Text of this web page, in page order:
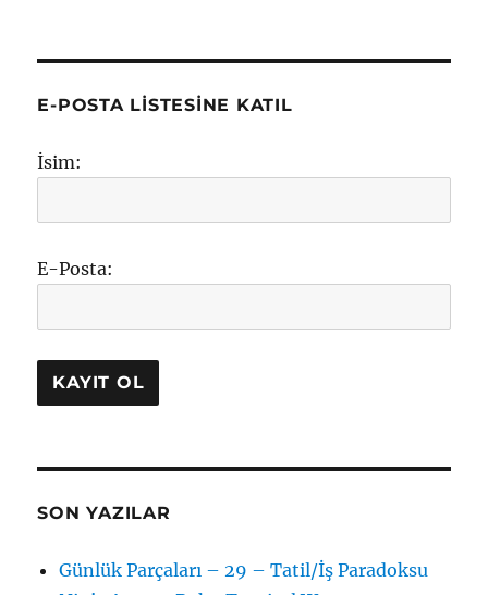
E-POSTA LISTESINE KATIL
İsim:
E-Posta:
SON YAZILAR
Günlük Parçaları – 29 – Tatil/İş Paradoksu